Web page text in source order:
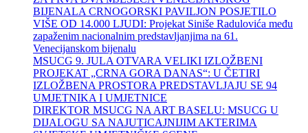
BIJENALA CRNOGORSKI PAVILJON POSJETILO
VIŠE OD 14.000 LJUDI: Projekat Siniše Radulovića među
zapaženim nacionalnim predstavljanjima na 61.
Venecijanskom bijenalu
MSUCG 9. JULA OTVARA VELIKI IZLOŽBENI
PROJEKAT „CRNA GORA DANAS“: U ČETIRI
IZLOŽBENA PROSTORA PREDSTAVLJAJU SE 94
UMJETNIKA I UMJETNICE
DIREKTOR MSUCG NA ART BASELU: MSUCG U
DIJALOGU SA NAJUTICAJNIJIM AKTERIMA